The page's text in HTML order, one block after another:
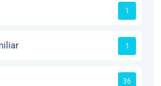
1
1
36